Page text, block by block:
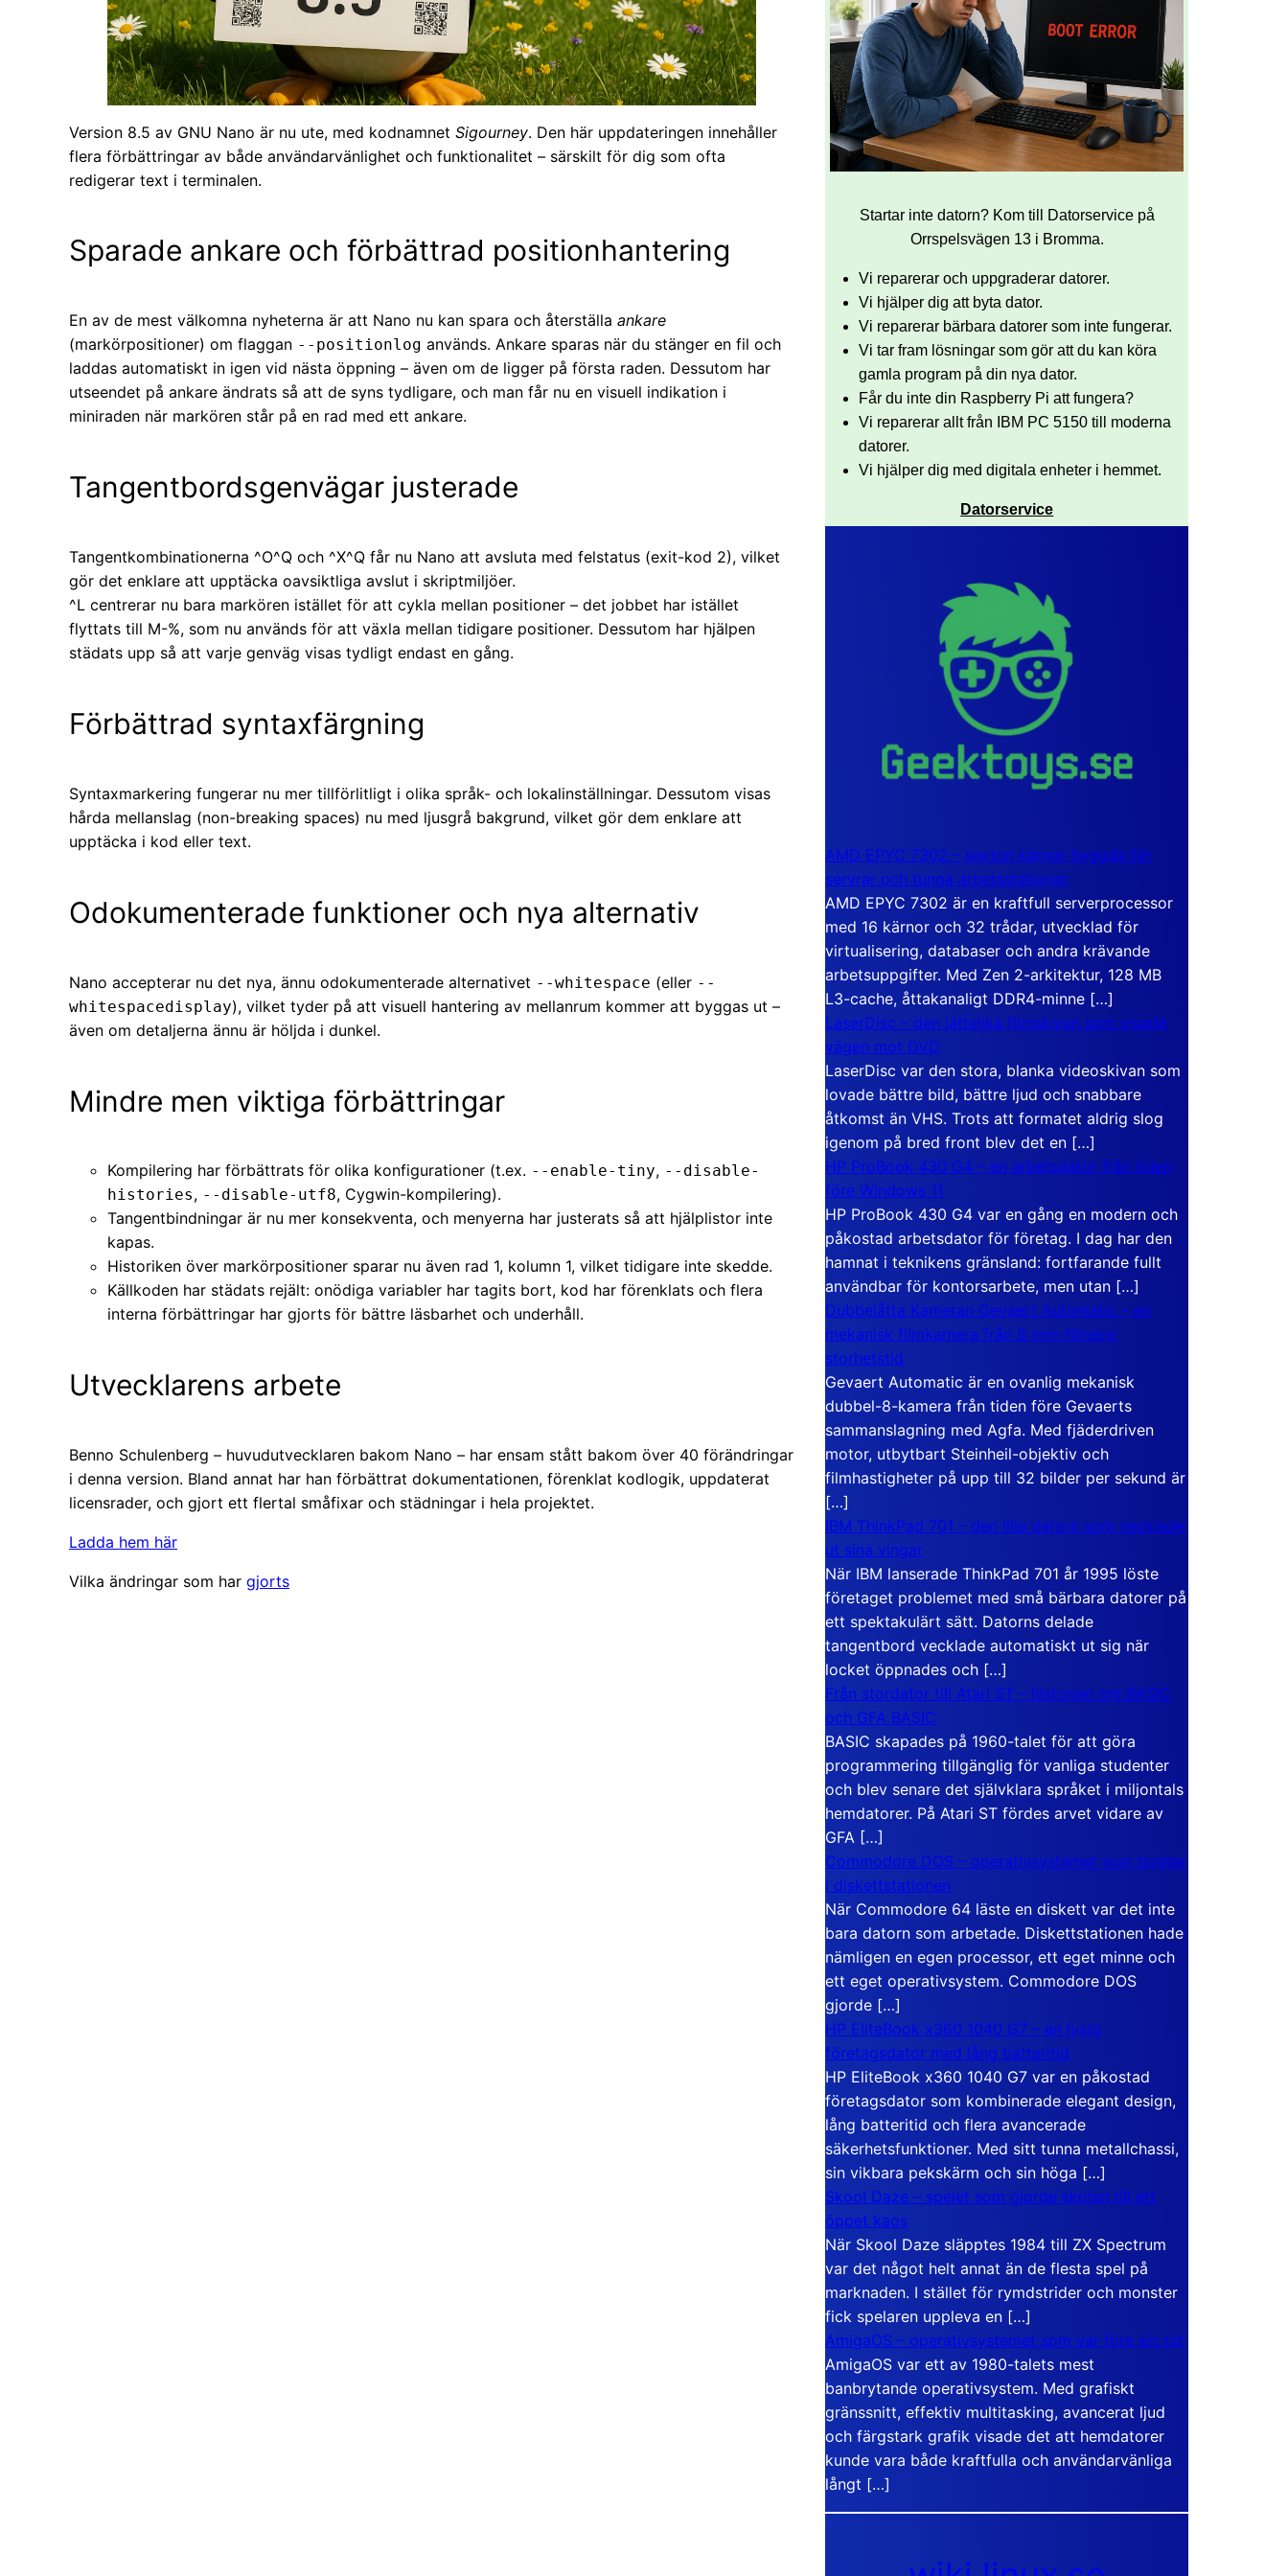
Version 8.5 av GNU Nano är nu ute, med kodnamnet Sigourney. Den här uppdateringen innehåller
flera förbättringar av både användarvänlighet och funktionalitet – särskilt för dig som ofta
redigerar text i terminalen.
Sparade ankare och förbättrad positionhantering
En av de mest välkomna nyheterna är att Nano nu kan spara och återställa ankare
(markörpositioner) om flaggan --positionlog används. Ankare sparas när du stänger en fil och
laddas automatiskt in igen vid nästa öppning – även om de ligger på första raden. Dessutom har
utseendet på ankare ändrats så att de syns tydligare, och man får nu en visuell indikation i
miniraden när markören står på en rad med ett ankare.
Tangentbordsgenvägar justerade
Tangentkombinationerna ^O^Q och ^X^Q får nu Nano att avsluta med felstatus (exit-kod 2), vilket
gör det enklare att upptäcka oavsiktliga avslut i skriptmiljöer.
^L centrerar nu bara markören istället för att cykla mellan positioner – det jobbet har istället
flyttats till M-%, som nu används för att växla mellan tidigare positioner. Dessutom har hjälpen
städats upp så att varje genväg visas tydligt endast en gång.
Förbättrad syntaxfärgning
Syntaxmarkering fungerar nu mer tillförlitligt i olika språk- och lokalinställningar. Dessutom visas
hårda mellanslag (non-breaking spaces) nu med ljusgrå bakgrund, vilket gör dem enklare att
upptäcka i kod eller text.
Odokumenterade funktioner och nya alternativ
Nano accepterar nu det nya, ännu odokumenterade alternativet --whitespace (eller --
whitespacedisplay), vilket tyder på att visuell hantering av mellanrum kommer att byggas ut –
även om detaljerna ännu är höljda i dunkel.
Mindre men viktiga förbättringar
Kompilering har förbättrats för olika konfigurationer (t.ex. --enable-tiny, --disable-
histories, --disable-utf8, Cygwin-kompilering).
Tangentbindningar är nu mer konsekventa, och menyerna har justerats så att hjälplistor inte
kapas.
Historiken över markörpositioner sparar nu även rad 1, kolumn 1, vilket tidigare inte skedde.
Källkoden har städats rejält: onödiga variabler har tagits bort, kod har förenklats och flera
interna förbättringar har gjorts för bättre läsbarhet och underhåll.
Utvecklarens arbete
Benno Schulenberg – huvudutvecklaren bakom Nano – har ensam stått bakom över 40 förändringar
i denna version. Bland annat har han förbättrat dokumentationen, förenklat kodlogik, uppdaterat
licensrader, och gjort ett flertal småfixar och städningar i hela projektet.
Ladda hem här
Vilka ändringar som har gjorts
Startar inte datorn? Kom till Datorservice på
Orrspelsvägen 13 i Bromma.
Vi reparerar och uppgraderar datorer.
Vi hjälper dig att byta dator.
Vi reparerar bärbara datorer som inte fungerar.
Vi tar fram lösningar som gör att du kan köra
gamla program på din nya dator.
Får du inte din Raspberry Pi att fungera?
Vi reparerar allt från IBM PC 5150 till moderna
datorer.
Vi hjälper dig med digitala enheter i hemmet.
Datorservice
AMD EPYC 7302 – sexton kärnor byggda för
servrar och tunga arbetsstationer
AMD EPYC 7302 är en kraftfull serverprocessor
med 16 kärnor och 32 trådar, utvecklad för
virtualisering, databaser och andra krävande
arbetsuppgifter. Med Zen 2-arkitektur, 128 MB
L3-cache, åttakanaligt DDR4-minne […]
LaserDisc – den jättelika filmskivan som visade
vägen mot DVD
LaserDisc var den stora, blanka videoskivan som
lovade bättre bild, bättre ljud och snabbare
åtkomst än VHS. Trots att formatet aldrig slog
igenom på bred front blev det en […]
HP ProBook 430 G4 – en arbetsdator från tiden
före Windows 11
HP ProBook 430 G4 var en gång en modern och
påkostad arbetsdator för företag. I dag har den
hamnat i teknikens gränsland: fortfarande fullt
användbar för kontorsarbete, men utan […]
Dubbelåtta Kameran Gevaert Automatic – en
mekanisk filmkamera från 8 mm-filmens
storhetstid
Gevaert Automatic är en ovanlig mekanisk
dubbel-8-kamera från tiden före Gevaerts
sammanslagning med Agfa. Med fjäderdriven
motor, utbytbart Steinheil-objektiv och
filmhastigheter på upp till 32 bilder per sekund är
[…]
IBM ThinkPad 701 – den lilla datorn som vecklade
ut sina vingar
När IBM lanserade ThinkPad 701 år 1995 löste
företaget problemet med små bärbara datorer på
ett spektakulärt sätt. Datorns delade
tangentbord vecklade automatiskt ut sig när
locket öppnades och […]
Från stordator till Atari ST – historien om BASIC
och GFA BASIC
BASIC skapades på 1960-talet för att göra
programmering tillgänglig för vanliga studenter
och blev senare det självklara språket i miljontals
hemdatorer. På Atari ST fördes arvet vidare av
GFA […]
Commodore DOS – operativsystemet som bodde
i diskettstationen
När Commodore 64 läste en diskett var det inte
bara datorn som arbetade. Diskettstationen hade
nämligen en egen processor, ett eget minne och
ett eget operativsystem. Commodore DOS
gjorde […]
HP EliteBook x360 1040 G7 – en lyxig
företagsdator med lång batteritid
HP EliteBook x360 1040 G7 var en påkostad
företagsdator som kombinerade elegant design,
lång batteritid och flera avancerade
säkerhetsfunktioner. Med sitt tunna metallchassi,
sin vikbara pekskärm och sin höga […]
Skool Daze – spelet som gjorde skolan till ett
öppet kaos
När Skool Daze släpptes 1984 till ZX Spectrum
var det något helt annat än de flesta spel på
marknaden. I stället för rymdstrider och monster
fick spelaren uppleva en […]
AmigaOS – operativsystemet som var före sin tid
AmigaOS var ett av 1980-talets mest
banbrytande operativsystem. Med grafiskt
gränssnitt, effektiv multitasking, avancerat ljud
och färgstark grafik visade det att hemdatorer
kunde vara både kraftfulla och användarvänliga
långt […]